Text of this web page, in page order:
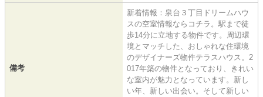
備考
新着情報：泉台３丁目ドリームハウ
スの空室情報ならコチラ。駅まで徒
歩14分に立地する物件です。周辺環
境とマッチした、おしゃれな住環境
のデザイナーズ物件テラスハウス。2
017年築の物件となっており、きれい
な室内が魅力となっています。新し
い年、新しい出会い。そして新しい